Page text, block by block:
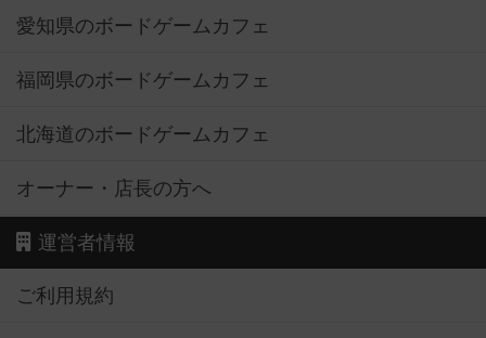
愛知県のボードゲームカフェ
福岡県のボードゲームカフェ
北海道のボードゲームカフェ
オーナー・店長の方へ
運営者情報
ご利用規約